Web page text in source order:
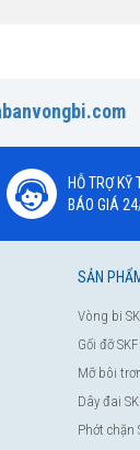
HỖ TRỢ KỸ
BÁO GIÁ
SẢN
Vòng bi
Gối đỡ
Mỡ bôi
Dây đai
Phớt chặn